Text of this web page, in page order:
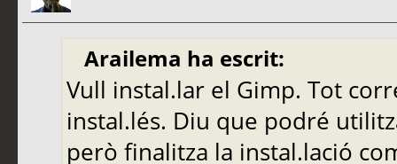
Arailema ha escrit:
Vull instal.lar el Gimp. Tot
instal.lés. Diu que podré
però finalitza la instal.lació